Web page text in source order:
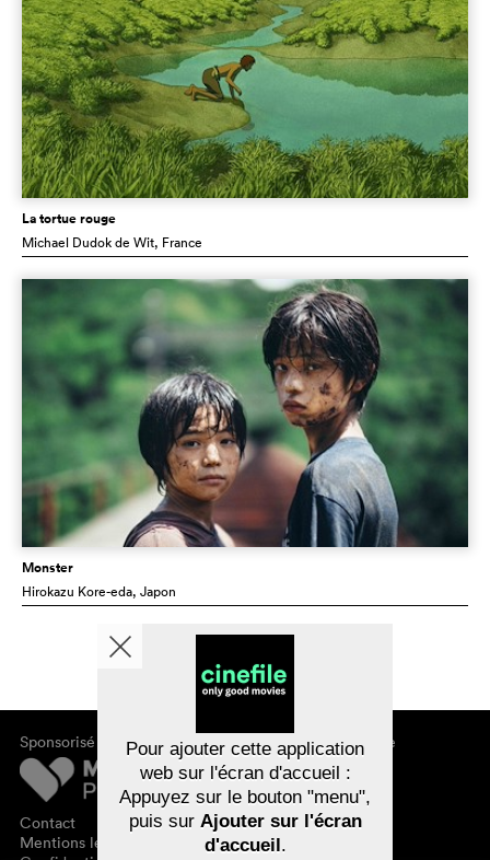
La tortue rouge
Michael Dudok de Wit, France
Monster
Hirokazu Kore-eda, Japon
Sponsorisé par
Contact
Mentions légales
À propos de cinefile
S'inscrire/s'abonner
Newsletter
FAQ
Bons-cadeaux
Pour ajouter cette application
web sur l'écran d'accueil :
Appuyez sur le bouton "menu",
puis sur Ajouter sur l'écran
d'accueil.